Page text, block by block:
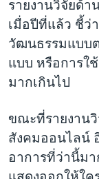
รายงานวิจัยด้
เมื่อปีที่แล้ว ชี้ว่
วัฒนธรรมแบบ
แบบ หรือการใ
มากเกินไป
ขณะที่รายงาน
สังคมออนไลน์
อาการที่ว่านี้ม